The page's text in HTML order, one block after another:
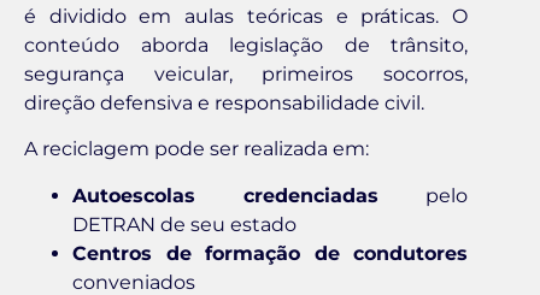
é dividido em aulas teóricas e práticas. O
conteúdo aborda legislação de trânsito,
segurança veicular, primeiros socorros,
direção defensiva e responsabilidade civil.
A reciclagem pode ser realizada em:
Autoescolas credenciadas pelo
DETRAN de seu estado
Centros de formação de condutores
conveniados